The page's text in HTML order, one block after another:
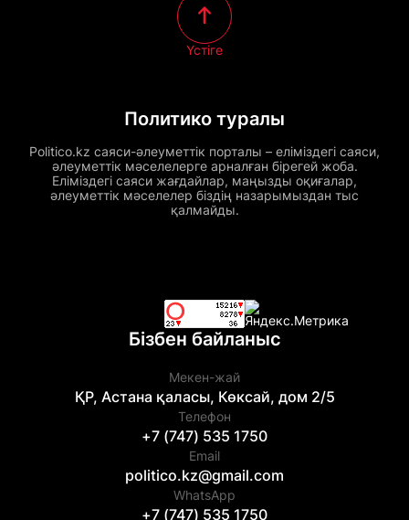
Политико туралы
Politico.kz саяси-әлеуметтік порталы – еліміздегі саяси,
әлеуметтік мәселелерге арналған бірегей жоба.
Еліміздегі саяси жағдайлар, маңызды оқиғалар,
әлеуметтік мәселелер біздің назарымыздан тыс
қалмайды.
Үстіге
Бізбен байланыс
Мекен-жай
ҚР, Астана қаласы, Көксай, дом 2/5
Телефон
+7 (747) 535 1750
Email
politico.kz@gmail.com
WhatsApp
+7 (747) 535 1750